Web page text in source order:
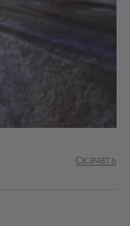
Скачать